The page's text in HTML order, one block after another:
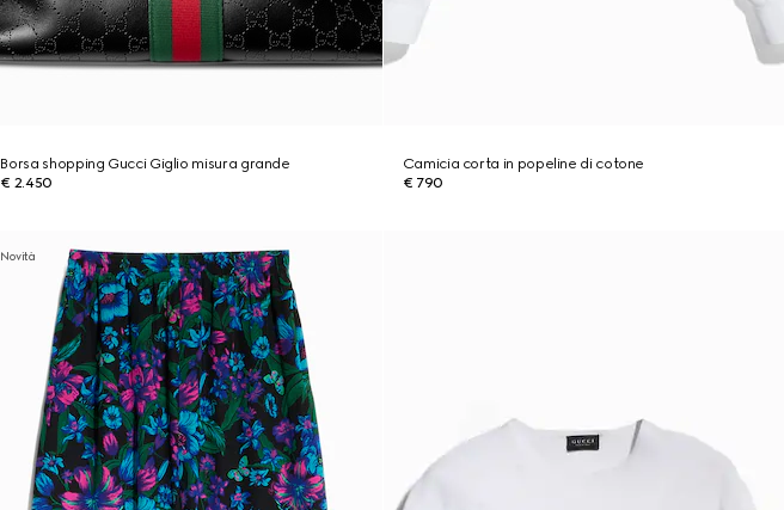
Borsa shopping Gucci Giglio misura grande
€ 2.450
Camicia corta in popeline di cotone
€ 790
Novità